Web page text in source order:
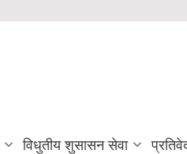
विधुतीय शुसासन सेवा